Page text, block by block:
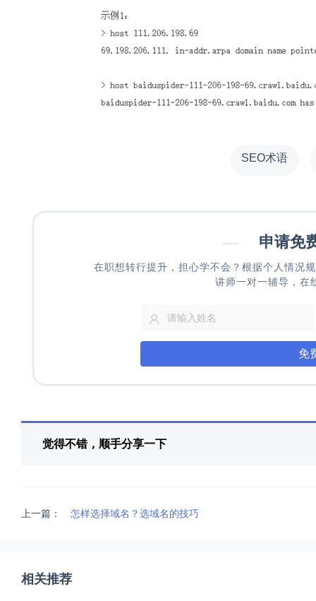
SEO术语
— 申请免
在职想转行提升，担心学不会？根据个人情况
讲师一对一辅导，在
免
觉得不错，顺手分享一下
上一篇： 怎样选择域名？选域名的技巧
相关推荐